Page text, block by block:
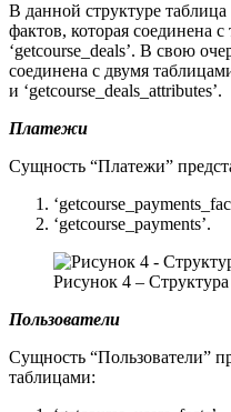
В данной структуре таблица
фактов, которая соединена
‘getcourse_deals’. В свою
соединена с двумя
и ‘getcourse_deals_attributes’.
Платежи
Сущность “Платежи”
‘getcourse_payments’.
Рисунок 4 –
Пользователи
Сущность “Пользователи”
таблицами: